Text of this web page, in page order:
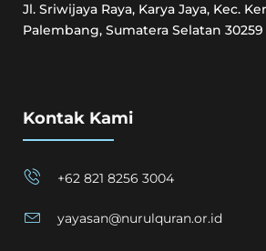
Jl. Sriwijaya Raya, Karya Jaya, Kec.
Palembang, Sumatera Selatan 30259
Kontak Kami
+62 821 8256 3004
yayasan@nurulquran.or.id